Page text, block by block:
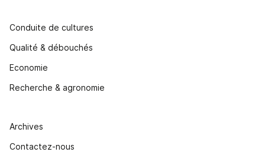
Conduite de cultures
Qualité & débouchés
Economie
Recherche & agronomie
Archives
Contactez-nous